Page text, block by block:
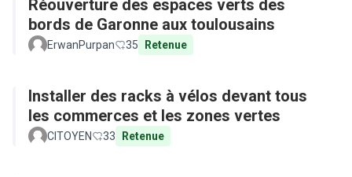
Réouverture des espaces verts des
bords de Garonne aux toulousains
ErwanPurpan 35 Retenue
Installer des racks à vélos devant tous
les commerces et les zones vertes
CITOYEN 33 Retenue